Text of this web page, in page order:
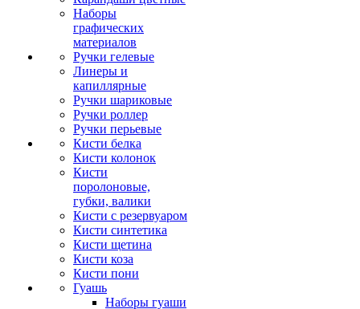
Наборы
графических
материалов
Ручки гелевые
Линеры и
капиллярные
Ручки шариковые
Ручки роллер
Ручки перьевые
Кисти белка
Кисти колонок
Кисти
поролоновые,
губки, валики
Кисти с резервуаром
Кисти синтетика
Кисти щетина
Кисти коза
Кисти пони
Гуашь
Наборы гуаши